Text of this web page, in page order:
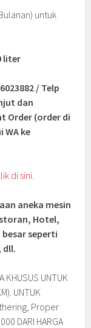
untuk
liter
/ Telp
dan
Order (order di
WA ke
di sini.
aneka mesin
Hotel,
seperti
dll.
KHUSUS UNTUK
UNTUK
Proper
DARI HARGA